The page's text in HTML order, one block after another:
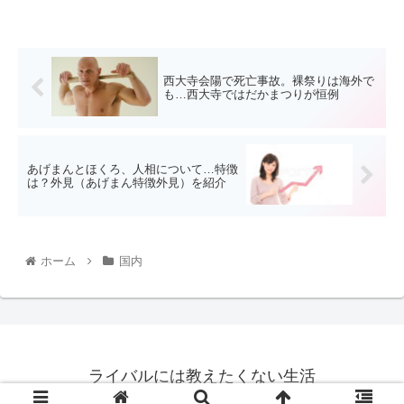
西大寺会陽で死亡事故。裸祭りは海外で
も…西大寺ではだかまつりが恒例
あげまんとほくろ、人相について…特徴
は？外見（あげまん特徴外見）を紹介
ホーム 国内
ライバルには教えたくない生活